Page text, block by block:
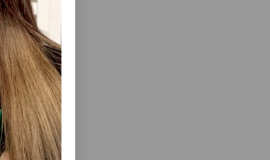
PEDIGREE ADULT TOYUQ VƏ YERKÖKÜ
ILƏ JELIDƏ — BÖYÜKLƏR ÜÇÜN YAŞ IT